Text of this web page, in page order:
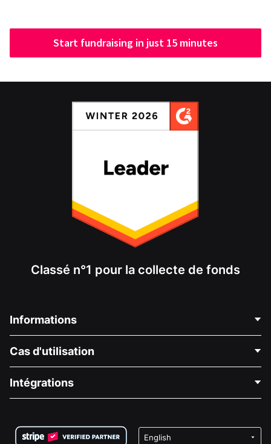
Start fundraising in just 15 minutes
Classé n°1 pour la collecte de fonds
Informations
À propos de nous
Carrières
Confidentialité
Cas d'utilisation
Collecte de fonds médicale
Collecte de fonds caritative
Intégrations
Plugin de don Wix